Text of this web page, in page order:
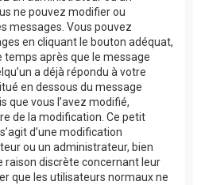
ne pouvez modifier ou
messages. Vous pouvez
en cliquant le bouton adéquat,
après que le message
a déjà répondu à votre
en dessous du message
que vous l’avez modifié,
de la modification. Ce petit
d’une modification
ou un administrateur, bien
raison discrète concernant leur
que les utilisateurs normaux ne